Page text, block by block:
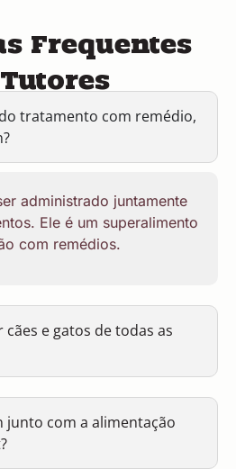
Frequentes
tratamento com remédio,
administrado juntamente
Ele é um superalimento
com remédios.
e gatos de todas as
junto com a alimentação